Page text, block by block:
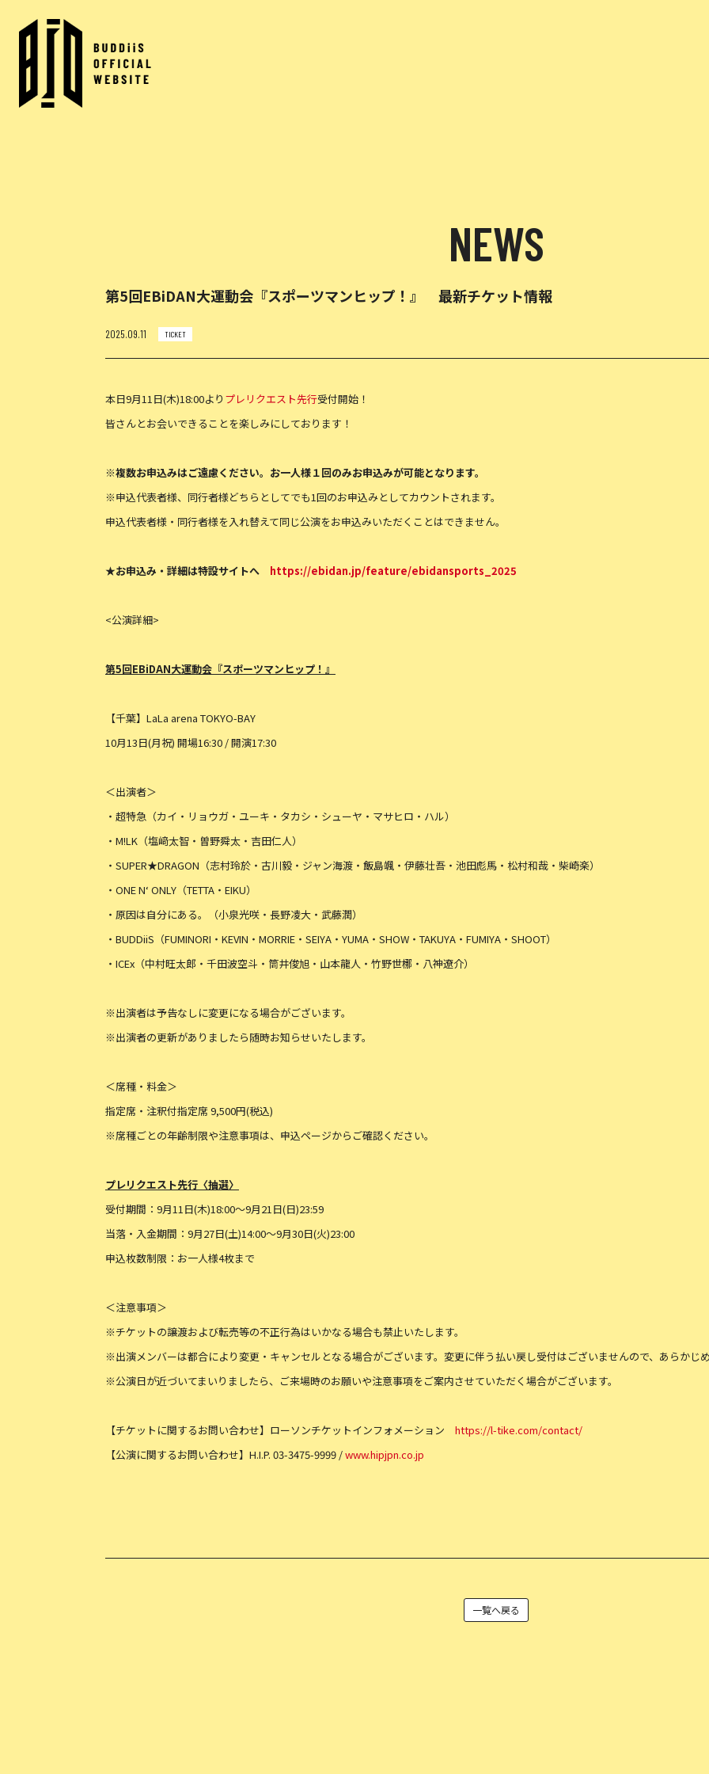
NEWS
第5回EBiDAN大運動会『スポーツマンヒップ！』 最新チケット情報
2025.09.11 TICKET
本日9月11日(木)18:00より プレリクエスト先行受付開始！
皆さんとお会いできることを楽しみにしております！
※複数お申込みはご遠慮ください。 お一人様１回のみお申込みが可能となります。
※申込代表者様、同行者様どちらとしてでも1回のお申込みとしてカウントされます。
申込代表者様・同行者様を入れ替えて同じ公演をお申込みいただくことはできません。
★お申込み・詳細は特設サイトへ https://ebidan.jp/feature/ebidansports_2025
<公演詳細>
第5回EBiDAN大運動会『スポーツマンヒップ！』
【千葉】LaLa arena TOKYO-BAY
10月13日(月祝) 開場16:30 / 開演17:30
＜出演者＞
・超特急（カイ・リョウガ・ユーキ・タカシ・シューヤ・マサヒロ・ハル）
・M!LK（塩﨑太智・曽野舜太・吉田仁人）
・SUPER★DRAGON（志村玲於・古川毅・ジャン海渡・飯島颯・伊藤壮吾・池田彪馬・松村和哉・柴崎楽）
・ONE N‘ ONLY（TETTA・EIKU）
・原因は自分にある。（小泉光咲・長野凌大・武藤潤）
・BUDDiiS（FUMINORI・KEVIN・MORRIE・SEIYA・YUMA・SHOW・TAKUYA・FUMIYA・SHOOT）
・ICEx（中村旺太郎・千田波空斗・筒井俊旭・山本龍人・竹野世梛・八神遼介）
※出演者は予告なしに変更になる場合がございます。
※出演者の更新がありましたら随時お知らせいたします。
＜席種・料金＞
指定席・注釈付指定席 9,500円(税込)
※席種ごとの年齢制限や注意事項は、申込ページからご確認ください。
プレリクエスト先行〈抽選〉
受付期間：9月11日(木)18:00〜9月21日(日)23:59
当落・入金期間：9月27日(土)14:00〜9月30日(火)23:00
申込枚数制限：お一人様4枚まで
＜注意事項＞
※チケットの譲渡および転売等の不正行為はいかなる場合も禁止いたします。
※出演メンバーは都合により変更・キャンセルとなる場合がございます。変更に伴う払い戻し受付はございませんので、あらかじめ
※公演日が近づいてまいりましたら、ご来場時のお願いや注意事項をご案内させていただく場合がございます。
【チケットに関するお問い合わせ】ローソンチケットインフォメーション https://l-tike.com/contact/
【公演に関するお問い合わせ】H.I.P. 03-3475-9999 /www.hipjpn.co.jp
一覧へ戻る